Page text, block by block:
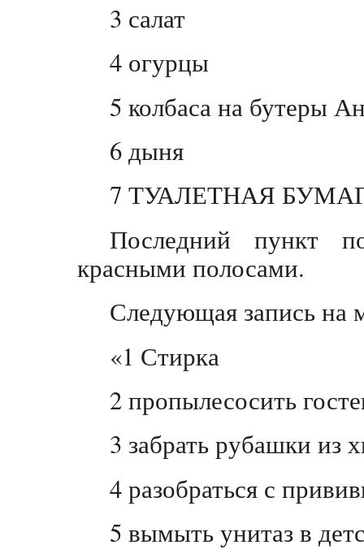
3 салат
4 огурцы
5 колбаса на бутеры
6 дыня
7 ТУАЛЕТНАЯ
Последний пункт
красными полосами.
Следующая запись на
«1 Стирка
2 пропылесосить
3 забрать рубашки из
4 разобраться с
5 вымыть унитаз в